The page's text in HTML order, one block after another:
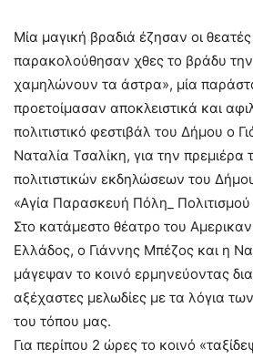
Μία μαγική βραδιά έζησαν οι
παρακολούθησαν χθες το βράδυ
χαμηλώνουν τα άστρα», μία
προετοίμασαν αποκλειστικά και
πολιτιστικό φεστιβάλ του Δήμου ο
Ναταλία Τσαλίκη, για την
πολιτιστικών εκδηλώσεων του
«Αγία Παρασκευή Πόλη_
Στο κατάμεστο θέατρο του
Ελλάδος, ο Γιάννης Μπέζος και η
μάγεψαν το κοινό ερμηνεύοντας
αξέχαστες μελωδίες με τα λόγια
του τόπου μας.
Για περίπου 2 ώρες το κοινό